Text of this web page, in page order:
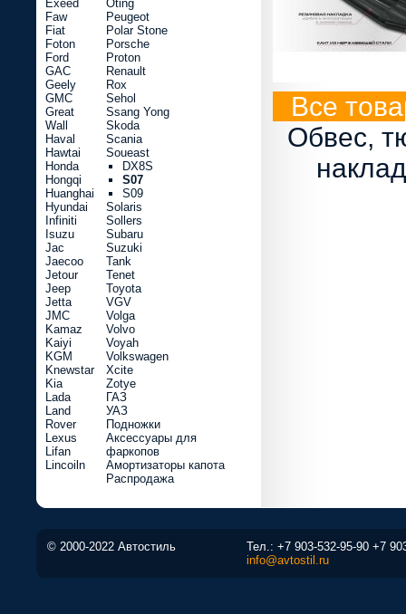
Все
Обвес,
Exeed
Faw
Fiat
Foton
Ford
GAC
Geely
GMC
Great
Wall
Haval
Hawtai
Honda
Hongqi
Huanghai
Hyundai
Infiniti
Isuzu
Jac
Jaecoo
Jetour
Jeep
Jetta
JMC
Kamaz
Kaiyi
KGM
Knewstar
Kia
Lada
Land
Rover
Lexus
Lifan
Lincoiln
Oting
Peugeot
Polar Stone
Porsche
Proton
Renault
Rox
Sehol
Ssang Yong
Skoda
Scania
Soueast
DX8S
S07
S09
Solaris
Sollers
Subaru
Suzuki
Tank
Tenet
Toyota
VGV
Volga
Volvo
Voyah
Volkswagen
Xcite
Zotye
ГАЗ
УАЗ
Подножки
Аксессуары для
фаркопов
Амортизаторы капота
Распродажа
© 2000-2022 Автостиль Тел.: +7 903-532-95-90 +7
info@avtostil.ru